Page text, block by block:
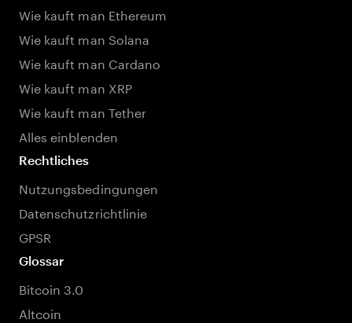
Wie kauft man Ethereum
Wie kauft man Solana
Wie kauft man Cardano
Wie kauft man XRP
Wie kauft man Tether
Alles einblenden
Rechtliches
Nutzungsbedingungen
Datenschutzrichtlinie
GPSR
Glossar
Bitcoin 3.0
Altcoin